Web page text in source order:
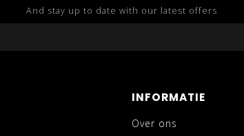
And stay up to date with our latest offers
INFORMATIE
Over ons